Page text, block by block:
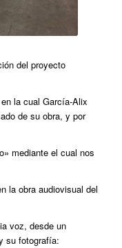
del proyecto
la cual García-Alix
de su obra, y por
mediante el cual nos
la obra audiovisual del
voz, desde un
su fotografía: